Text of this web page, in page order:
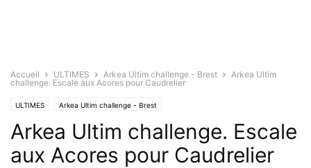
Accueil ULTIMES Arkea Ultim challenge - Brest
Arkea Ultim
challenge. Escale aux Acores pour Caudrelier
ULTIMES Arkea Ultim challenge - Brest
Arkea Ultim challenge. Escale
aux Acores pour Caudrelier